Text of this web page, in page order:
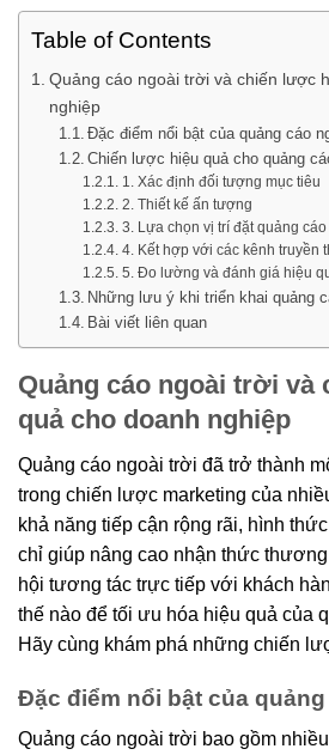
Table of Contents
Quảng cáo ngoài trời và chiến lược
nghiệp
Đặc điểm nổi bật của quảng cáo
Chiến lược hiệu quả cho quảng
1. Xác định đối tượng mục tiêu
2. Thiết kế ấn tượng
3. Lựa chọn vị trí đặt quảng cáo
4. Kết hợp với các kênh truyền
5. Đo lường và đánh giá hiệu
Những lưu ý khi triển khai quảng
Bài viết liên quan
Quảng cáo ngoài trời và
quả cho doanh nghiệp
Quảng cáo ngoài trời đã trở thành
trong chiến lược marketing của
khả năng tiếp cận rộng rãi, hình
chỉ giúp nâng cao nhận thức
hội tương tác trực tiếp với khách
thế nào để tối ưu hóa hiệu quả của
Hãy cùng khám phá những chiến
Đặc điểm nổi bật của
Quảng cáo ngoài trời bao gồm